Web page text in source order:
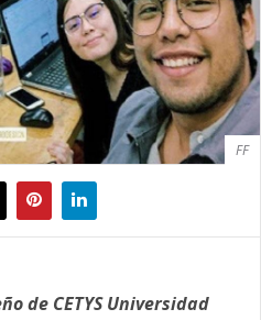
FF
de CETYS Universidad